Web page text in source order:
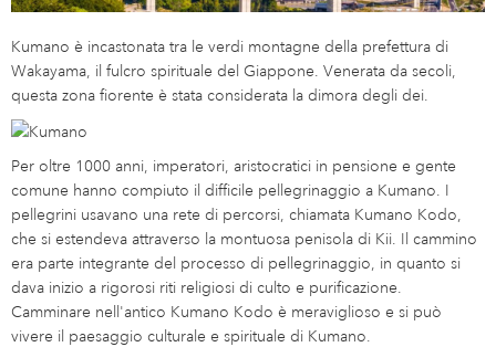
Kumano è incastonata tra le verdi montagne della prefettura di
Wakayama, il fulcro spirituale del Giappone. Venerata da secoli,
questa zona fiorente è stata considerata la dimora degli dei.
Per oltre 1000 anni, imperatori, aristocratici in pensione e gente
comune hanno compiuto il difficile pellegrinaggio a Kumano. I
pellegrini usavano una rete di percorsi, chiamata Kumano Kodo,
che si estendeva attraverso la montuosa penisola di Kii. Il cammino
era parte integrante del processo di pellegrinaggio, in quanto si
dava inizio a rigorosi riti religiosi di culto e purificazione.
Camminare nell'antico Kumano Kodo è meraviglioso e si può
vivere il paesaggio culturale e spirituale di Kumano.